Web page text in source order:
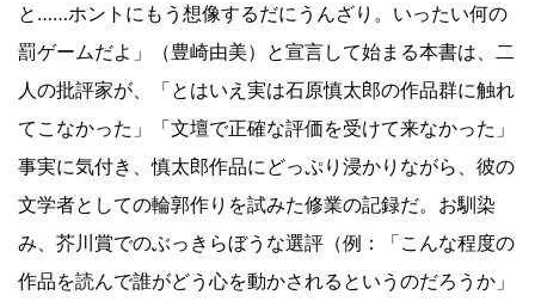
と……ホントにもう想像するだにうんざり。いったい何の
罰ゲームだよ」（豊崎由美）と宣言して始まる本書は、二
人の批評家が、「とはいえ実は石原慎太郎の作品群に触れ
てこなかった」「文壇で正確な評価を受けて来なかった」
事実に気付き、慎太郎作品にどっぷり浸かりながら、彼の
文学者としての輪郭作りを試みた修業の記録だ。お馴染
み、芥川賞でのぶっきらぼうな選評（例：「こんな程度の
作品を読んで誰がどう心を動かされるというのだろうか」